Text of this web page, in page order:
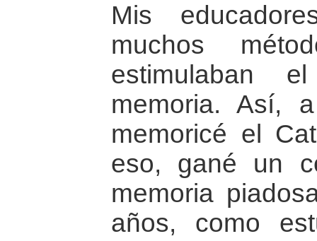
Mis
muchos
estimulaban
memoria. Así,
memoricé el
eso, gané un
memoria
años, como